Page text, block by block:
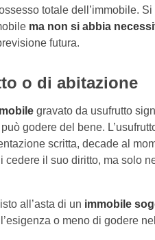
totale dell’immobile. Si
ma non si abbia
futura.
o di abitazione
gravato da usufrutto
godere del bene.
scritta, decade al
il suo diritto, ma solo
all’asta di un immobile
o meno di godere